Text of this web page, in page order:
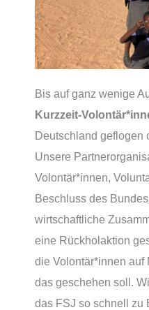
Bis auf ganz wenige
Kurzzeit-
Deutschland geflogen
Unsere
Volontär*innen,
Beschluss des
wirtschaftliche
eine Rückholaktion
die Volontär*innen auf
das geschehen soll.
das FSJ so schnell zu